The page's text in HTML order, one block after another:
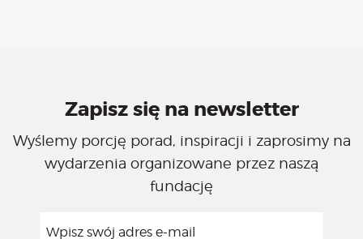
Zapisz się na newsletter
Wyślemy porcję porad, inspiracji i zaprosimy na
wydarzenia organizowane przez naszą
fundację